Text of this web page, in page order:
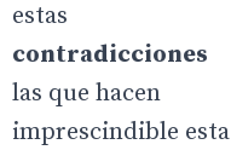
estas
contradicciones
las que hacen
imprescindible esta